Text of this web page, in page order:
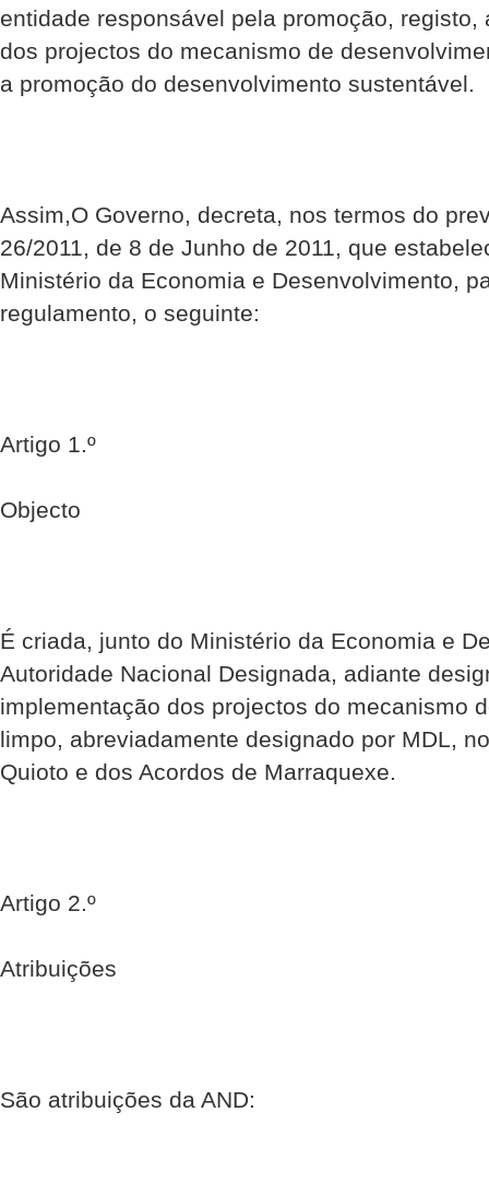
entidade responsável pela promoção,
dos projectos do mecanismo de
a promoção do desenvolvimento sustentável.
Assim,O Governo, decreta, nos termos do
26/2011, de 8 de Junho de 2011, que
Ministério da Economia e Desenvolvimento,
regulamento, o seguinte:
Artigo 1.º
Objecto
É criada, junto do Ministério da Economia e
Autoridade Nacional Designada, adiante
implementação dos projectos do mecanismo
limpo, abreviadamente designado por MDL,
Quioto e dos Acordos de Marraquexe.
Artigo 2.º
Atribuições
São atribuições da AND: